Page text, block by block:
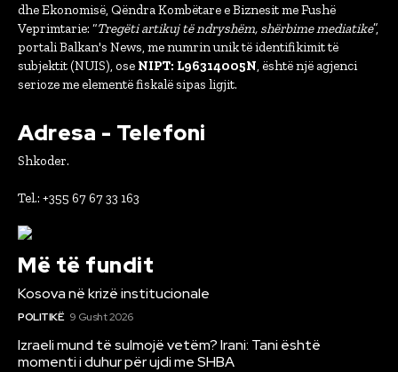
dhe Ekonomisë, Qëndra Kombëtare e Biznesit me Fushë
Veprimtarie: “Tregëti artikuj të ndryshëm, shërbime mediatike”,
portali Balkan's News, me numrin unik të identifikimit të
subjektit (NUIS), ose NIPT: L96314005N, është një agjenci
serioze me elementë fiskalë sipas ligjit.
Adresa - Telefoni
Shkoder.
Tel.: +355 67 67 33 163
Më të fundit
Kosova në krizë institucionale
POLITIKË 9 Gusht 2026
Izraeli mund të sulmojë vetëm? Irani: Tani është
momenti i duhur për ujdi me SHBA